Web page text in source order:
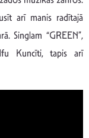
arī manis radītajā
Singlam “GREEN”,
Kuncīti, tapis arī